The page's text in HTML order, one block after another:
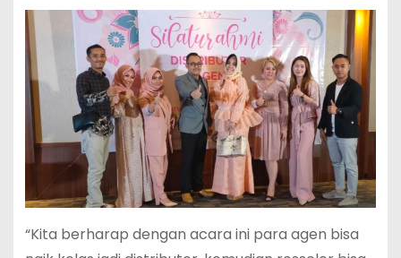
“Kita berharap dengan acara ini para agen bisa